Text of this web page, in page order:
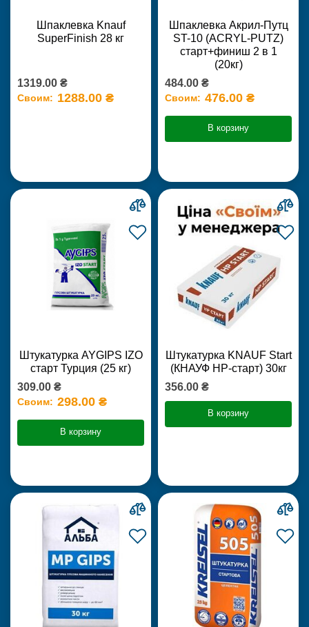
Шпаклевка Knauf
SuperFinish 28 кг
1319.00 ₴
Своим: 1288.00 ₴
Шпаклевка Акрил-Путц
ST-10 (ACRYL-PUTZ)
старт+финиш 2 в 1
(20кг)
484.00 ₴
Своим: 476.00 ₴
В корзину
Штукатурка AYGIPS IZO
старт Турция (25 кг)
309.00 ₴
Своим: 298.00 ₴
В корзину
Штукатурка KNAUF Start
(КНАУФ НР-старт) 30кг
356.00 ₴
В корзину